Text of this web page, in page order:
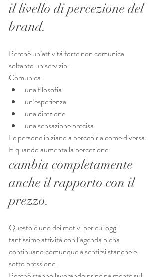
il livello di percezione del
brand.
Perché un’attività forte non comunica
soltanto un servizio.
Comunica:
una filosofia
un’esperienza
una direzione
una sensazione precisa.
Le persone iniziano a percepirla come diversa.
E quando aumenta la percezione:
cambia completamente
anche il rapporto con il
prezzo.
Questo è uno dei motivi per cui oggi
tantissime attività con l’agenda piena
continuano comunque a sentirsi stanche e
sotto pressione.